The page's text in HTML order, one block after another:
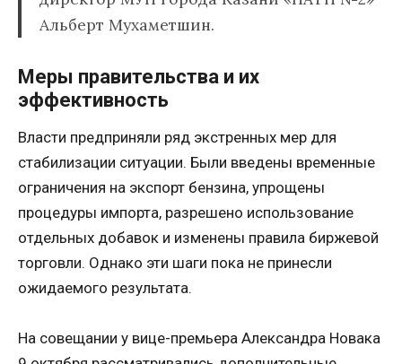
Альберт Мухаметшин.
Меры правительства и их
эффективность
Власти предприняли ряд экстренных мер для
стабилизации ситуации. Были введены временные
ограничения на экспорт бензина, упрощены
процедуры импорта, разрешено использование
отдельных добавок и изменены правила биржевой
торговли. Однако эти шаги пока не принесли
ожидаемого результата.
На совещании у вице-премьера Александра Новака